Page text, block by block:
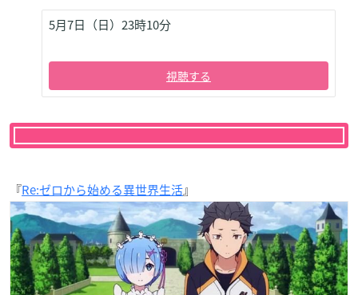
5月7日（日）23時10分
視聴する
『Re:ゼロから始める異世界生活』